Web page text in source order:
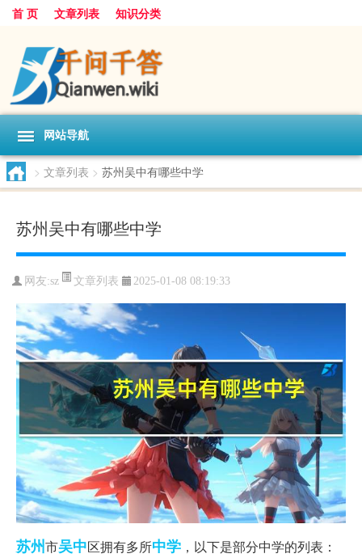
首 页 文章列表 知识分类
网站导航
> 文章列表 > 苏州吴中有哪些中学
苏州吴中有哪些中学
网友:sz 文章列表 2025-01-08 08:19:33
苏州市吴中区拥有多所中学 ，以下是部分中学的列表：